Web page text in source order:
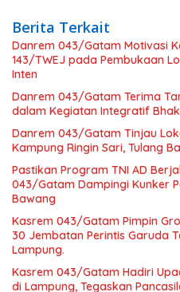
Berita Terkait
Danrem 043/Gatam Motivasi
143/TWEJ pada Pembukaan
Inten
Danrem 043/Gatam Terima
dalam Kegiatan Integratif
Danrem 043/Gatam Tinjau
Kampung Ringin Sari, Tulang
Pastikan Program TNI AD
043/Gatam Dampingi Kunker
Bawang
Kasrem 043/Gatam Pimpin
30 Jembatan Perintis Garuda
Lampung.
Kasrem 043/Gatam Hadiri
di Lampung, Tegaskan